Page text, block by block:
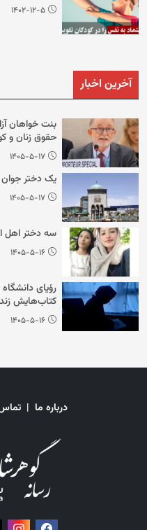
۱۴۰۲-۱۲-۵
آخرین اخبار
بنت خواهان
حقوق زنان و
۱۴۰۵-۵-۱۷
یک دختر
۱۴۰۵-۵-۱۷
سه دختر اهل
۱۴۰۵-۵-۱۶
رؤیای
کتاب‌هایش
۱۴۰۵-۵-۱۶
درباره ما |